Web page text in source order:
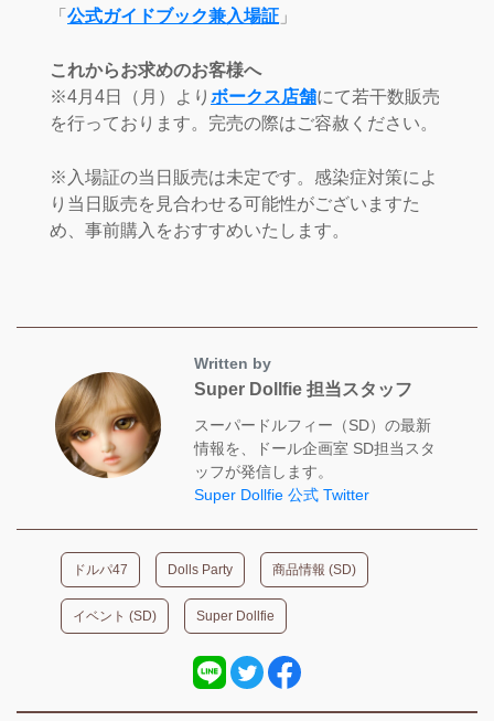
「 公式ガイドブック兼入場証 」
これからお求めのお客様へ
※4月4日（月）より ボークス店舗にて若干数販売
を行っております。完売の際はご容赦ください。
※入場証の当日販売は未定です。感染症対策によ
り当日販売を見合わせる可能性がございますた
め、事前購入をおすすめいたします。
Written by
Super Dollfie 担当スタッフ
スーパードルフィー（SD）の最新
情報を、ドール企画室 SD担当スタ
ッフが発信します。
Super Dollfie 公式 Twitter
ドルパ47 Dolls Party 商品情報 (SD)
イベント (SD) Super Dollfie